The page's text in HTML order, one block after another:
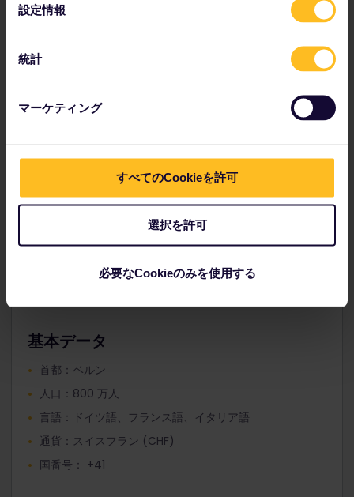
設定情報
統計
マーケティング
すべてのCookieを許可
選択を許可
必要なCookieのみを使用する
スイスをはじめ、ヨーロッパの 32 カ国を巡る旅にお勧め。
予約する
ヒントとアドバイス
基本データ
首都：ベルン
人口：800 万人
言語：ドイツ語、フランス語、イタリア語
通貨：スイスフラン (CHF)
国番号： +41